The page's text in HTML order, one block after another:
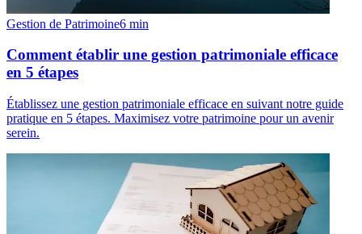
Gestion de Patrimoine6 min
Comment établir une gestion patrimoniale efficace
en 5 étapes
Établissez une gestion patrimoniale efficace en suivant notre guide
pratique en 5 étapes. Maximisez votre patrimoine pour un avenir
serein.